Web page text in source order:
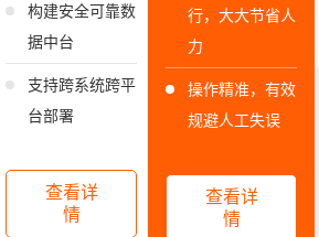
构建安全可靠数
据中台
支持跨系统跨平
台部署
查看详
情
行，大大节省人
力
操作精准，有效
规避人工失误
查看详
情